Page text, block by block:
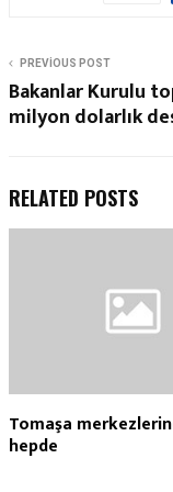
PREVIOUS POST
Bakanlar Kurulu
milyon dolarlık
RELATED POSTS
Tomaşa
hepde